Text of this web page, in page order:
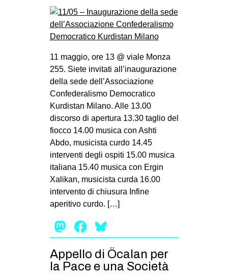
11 maggio, ore 13 @ viale Monza
255. Siete invitati all’inaugurazione
della sede dell’Associazione
Confederalismo Democratico
Kurdistan Milano. Alle 13.00
discorso di apertura 13.30 taglio del
fiocco 14.00 musica con Ashti
Abdo, musicista curdo 14.45
interventi degli ospiti 15.00 musica
italiana 15.40 musica con Ergin
Xalikan, musicista curda 16.00
intervento di chiusura Infine
aperitivo curdo. […]
Mastodon
Facebook
Appello di Öcalan per
la Pace e una Società